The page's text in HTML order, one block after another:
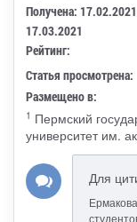
Получена:
17.03.2021
Рейтинг:
Статья просмотрена:
Размещено в:
1 Пермский
университет им.
Для